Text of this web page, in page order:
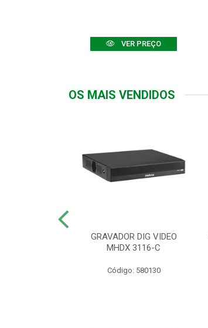
VER PREÇO
OS MAIS VENDIDOS
GRAVADOR DIG VIDEO
MHDX 3116-C
Código: 580130